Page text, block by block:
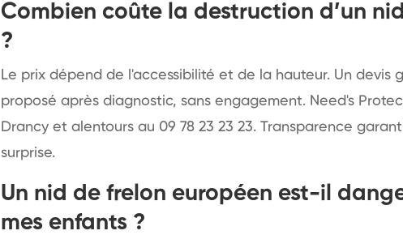
Combien coûte la destruction d’un
?
Le prix dépend de l'accessibilité et de la hauteur. Un devis
proposé après diagnostic, sans engagement. Need's
Drancy et alentours au 09 78 23 23 23. Transparence
surprise.
Un nid de frelon européen est-il
mes enfants ?